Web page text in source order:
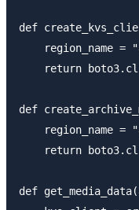
def
region_name =
return
def
region_name =
return
def